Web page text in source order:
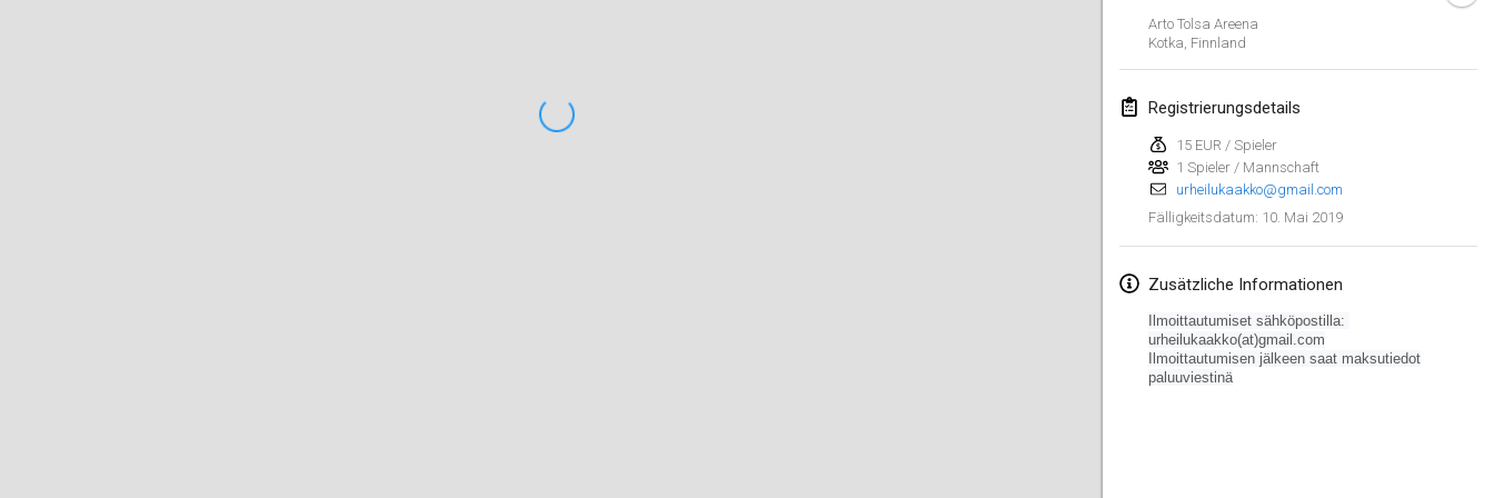
Arto Tolsa Areena
Kotka Finnland
Registrierungsdetails
15 EUR / Spieler
1 Spieler / Mannschaft
urheilukaakko@gmail.com
Fälligkeitsdatum: 10. Mai 2019
Zusätzliche Informationen
Ilmoittautumiset sähköpostilla:
urheilukaakko(at)gmail.com
Ilmoittautumisen jälkeen saat maksutiedot
paluuviestinä
Kotka Mölkky Open Indoor
2. Feb. 2019|Finnland
Lumi Mölkky
9. Feb. 2019|Finnland
Tournoi de la St Valentin
OTH
16. Feb. 2019